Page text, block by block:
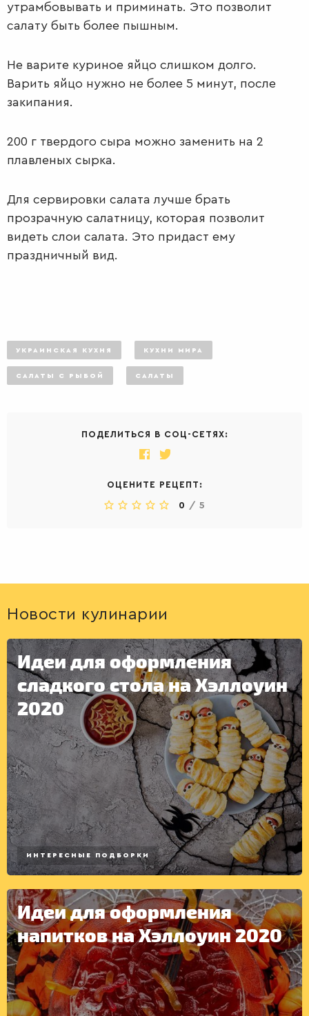
утрамбовывать и приминать. Это позволит
салату быть более пышным.
Не варите куриное яйцо слишком долго.
Варить яйцо нужно не более 5 минут, после
закипания.
200 г твердого сыра можно заменить на 2
плавленых сырка.
Для сервировки салата лучше брать
прозрачную салатницу, которая позволит
видеть слои салата. Это придаст ему
праздничный вид.
УКРАИНСКАЯ КУХНЯ КУХНИ МИРА
САЛАТЫ С РЫБОЙ САЛАТЫ
ПОДЕЛИТЬСЯ В СОЦ-СЕТЯХ:
ОЦЕНИТЕ РЕЦЕПТ:
0 / 5
Новости кулинарии
Идеи для оформления
сладкого стола на Хэллоуин
2020
ИНТЕРЕСНЫЕ ПОДБОРКИ
Идеи для оформления
напитков на Хэллоуин 2020